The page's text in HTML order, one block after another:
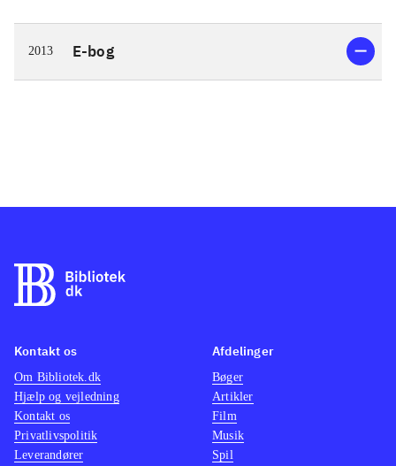
2013 E-bog
Kontakt os
Om Bibliotek.dk
Hjælp og vejledning
Kontakt os
Privatlivspolitik
Leverandører
Afdelinger
Bøger
Artikler
Film
Musik
Spil